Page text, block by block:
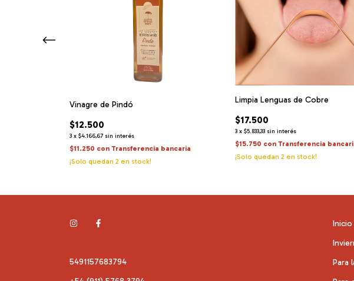
Vinagre de Pindó
$12.500
3 x $4.166,67 sin interés
$11.250 con Transferencia bancaria
¡Solo quedan 2 en stock!
Limpia Lenguas de Cobre
$17.500
3 x $5.833,33 sin interés
$15.750 con Transferencia
¡Solo quedan 2 en stock!
5491157683794
Inicio
Para